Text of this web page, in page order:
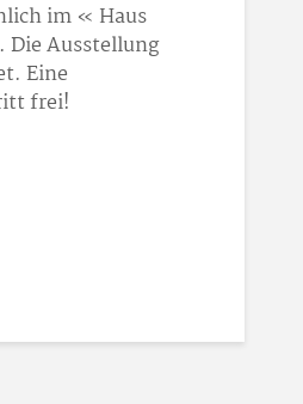
im « Haus
Die Ausstellung
Eine
frei!